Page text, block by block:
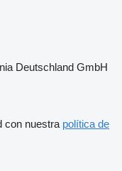
Deutschland GmbH
con nuestra política de